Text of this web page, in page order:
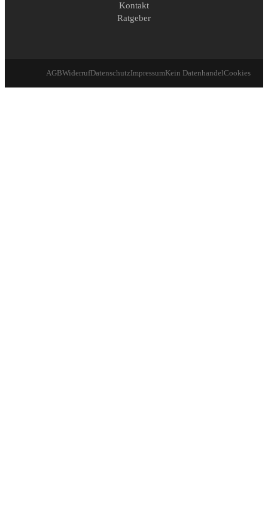
Kontakt
Ratgeber
AGBWiderrufDatenschutzImpressumKein DatenhandelCookies